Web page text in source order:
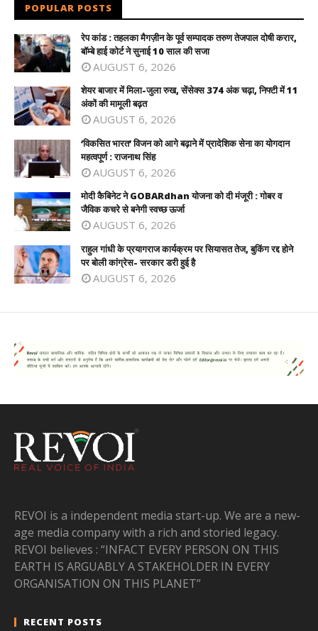
POPULAR POSTS
रेप कांड : तहलका मैगज़ीन के पूर्व सम्पादक तरुण तेजपाल दोषी करार,
बॉम्बे हाई कोर्ट ने सुनाई 10 साल की सजा
AUGUST 6, 2026
शेयर बाजार में मिला-जुला रुख, सेंसेक्स 374 अंक चढ़ा, निफ्टी में 11
अंकों की मामूली बढ़त
AUGUST 6, 2026
‘विकसित भारत’ विजन को आगे बढ़ाने में प्रादेशिक सेना का योगदान
महत्वपूर्ण : राजनाथ सिंह
AUGUST 6, 2026
मोदी कैबिनेट ने GOBARdhan योजना को दी मंजूरी : गोबर व
जैविक कचरे से बनेगी स्वच्छ ऊर्जा
AUGUST 6, 2026
राहुल गांधी के प्रयागराज कार्यक्रम पर सियासत तेज, बुकिंग रद्द होने
पर बोली कांग्रेस- सरकार डरी हुई है
AUGUST 6, 2026
REVOI is a independent media start-up. We are a new-
age media company with a rich and storied legacy.
REVOI believes : “INFACT EVERY PERSON ON THIS
EARTH IS ARGUABLY A STAKEHOLDER IN EVERY
ORGANISATION ON THIS PLANET”
RECENT POSTS